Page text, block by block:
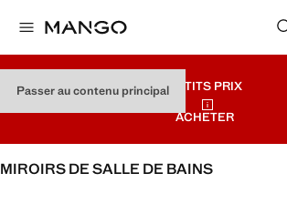
Passer au contenu principalPETITS PRIX
ACHETER
MIROIRS DE SALLE DE BAINS